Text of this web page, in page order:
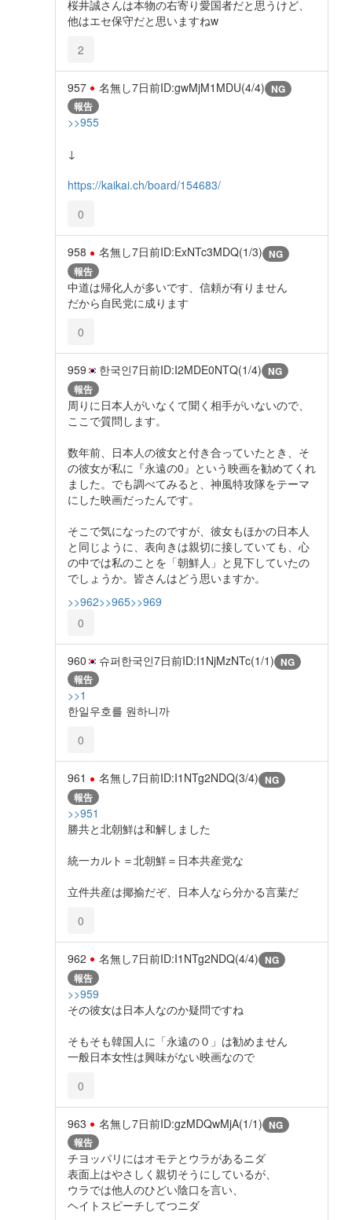
桜井誠さんは本物の右寄り愛国者だと思うけど、
他はエセ保守だと思いますねw
2
957 名無し7日前ID:gwMjM1MDU(4/4) NG
報告
>>955
↓
https://kaikai.ch/board/154683/
0
958 名無し7日前ID:ExNTc3MDQ(1/3) NG
報告
中道は帰化人が多いです、信頼が有りません
だから自民党に成ります
0
959 한국인7日前ID:I2MDE0NTQ(1/4) NG
報告
周りに日本人がいなくて聞く相手がいないので、
ここで質問します。
数年前、日本人の彼女と付き合っていたとき、そ
の彼女が私に『永遠の0』という映画を勧めてくれ
ました。でも調べてみると、神風特攻隊をテーマ
にした映画だったんです。
そこで気になったのですが、彼女もほかの日本人
と同じように、表向きは親切に接していても、心
の中では私のことを「朝鮮人」と見下していたの
でしょうか。皆さんはどう思いますか。
>>962>>965>>969
0
960 슈퍼한국인7日前ID:I1NjMzNTc(1/1) NG
報告
>>1
한일우호를 원하니까
0
961 名無し7日前ID:I1NTg2NDQ(3/4) NG
報告
>>951
勝共と北朝鮮は和解しました
統一カルト＝北朝鮮＝日本共産党な
立件共産は揶揄だぞ、日本人なら分かる言葉だ
0
962 名無し7日前ID:I1NTg2NDQ(4/4) NG
報告
>>959
その彼女は日本人なのか疑問ですね
そもそも韓国人に「永遠の０」は勧めません
一般日本女性は興味がない映画なので
0
963 名無し7日前ID:gzMDQwMjA(1/1) NG
報告
チヨッパリにはオモテとウラがあるニダ
表面上はやさしく親切そうにしているが、
ウラでは他人のひどい陰口を言い、
ヘイトスピーチしてつニダ